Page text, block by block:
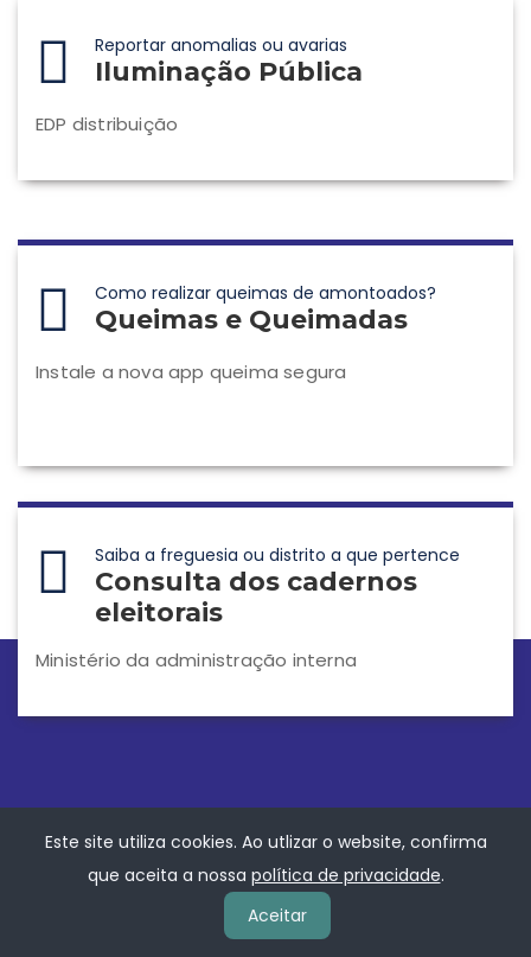
Este site utiliza cookies. Ao utlizar o website, confirma
que aceita a nossa política de privacidade.
Aceitar
Reportar anomalias ou avarias
Iluminação Pública
EDP distribuição
Como realizar queimas de amontoados?
Queimas e Queimadas
Instale a nova app queima segura
Saiba a freguesia ou distrito a que pertence
Consulta dos cadernos
eleitorais
Ministério da administração interna
Contacte A Instituição
Rua 25 de Abril, 2070-517 Valada